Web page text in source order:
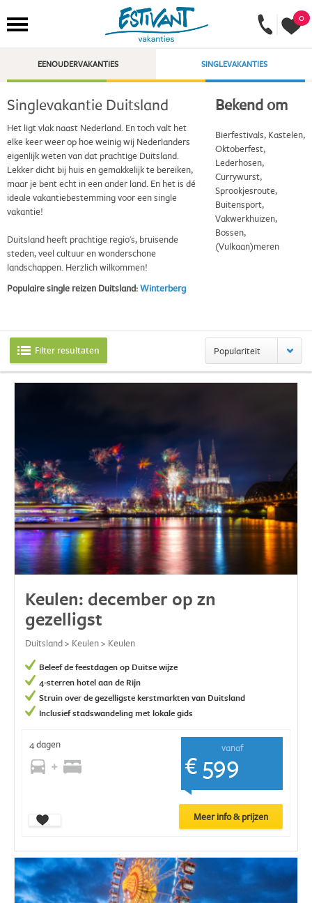
0
EENOUDERVAKANTIES SINGLEVAKANTIES
Singlevakantie Duitsland
Het ligt vlak naast Nederland. En toch valt het
elke keer weer op hoe weinig wij Nederlanders
eigenlijk weten van dat prachtige Duitsland.
Lekker dicht bij huis en gemakkelijk te bereiken,
maar je bent echt in een ander land. En het is dé
ideale vakantiebestemming voor een single
vakantie!
Duitsland heeft prachtige regio's, bruisende
steden, veel cultuur en wonderschone
landschappen. Herzlich wilkommen!
Populaire single reizen Duitsland:Winterberg
Bekend om
Bierfestivals, Kastelen,
Oktoberfest,
Lederhosen,
Currywurst,
Sprookjesroute,
Buitensport,
Vakwerkhuizen,
Bossen,
(Vulkaan)meren
Filter resultaten Populariteit
Keulen: december op zn
gezelligst
Duitsland > Keulen > Keulen
Beleef de feestdagen op Duitse wijze
4-sterren hotel aan de Rijn
Struin over de gezelligste kerstmarkten van Duitsland
Inclusief stadswandeling met lokale gids
vanaf
€ 599
4 dagen
Meer info & prijzen